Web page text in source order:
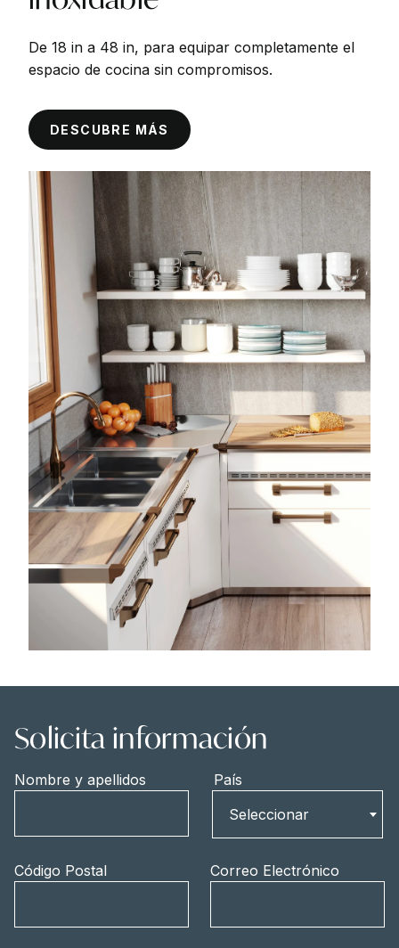
De 18 in a 48 in, para equipar completamente el
espacio de cocina sin compromisos.
DESCUBRE MÁS
Solicita información
Nombre y apellidos
País
Seleccionar
Código Postal Correo Electrónico